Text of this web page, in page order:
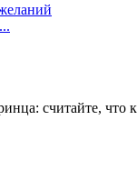
считайте, что